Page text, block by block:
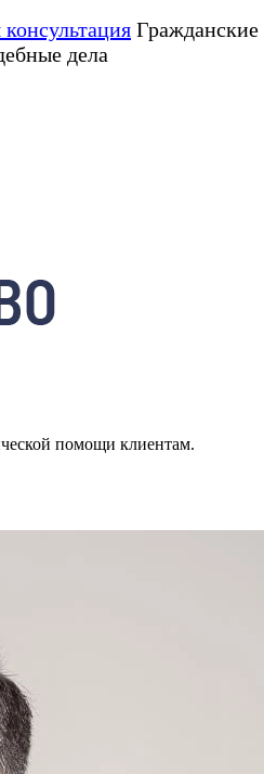
дела
помощи клиентам.